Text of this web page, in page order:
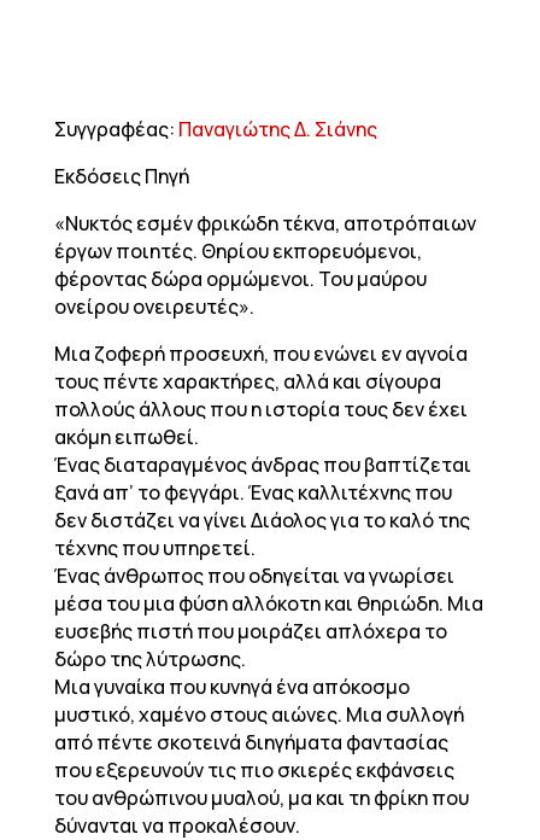
Συγγραφέας: Παναγιώτης Δ. Σιάνης
Εκδόσεις Πηγή
«Νυκτός εσμέν φρικώδη τέκνα, αποτρόπαιων
έργων ποιητές. Θηρίου εκπορευόμενοι,
φέροντας δώρα ορμώμενοι. Του μαύρου
ονείρου ονειρευτές».
Μια ζοφερή προσευχή, που ενώνει εν αγνοία
τους πέντε χαρακτήρες, αλλά και σίγουρα
πολλούς άλλους που η ιστορία τους δεν έχει
ακόμη ειπωθεί.
Ένας διαταραγμένος άνδρας που βαπτίζεται
ξανά απ’ το φεγγάρι. Ένας καλλιτέχνης που
δεν διστάζει να γίνει Διάολος για το καλό της
τέχνης που υπηρετεί.
Ένας άνθρωπος που οδηγείται να γνωρίσει
μέσα του μια φύση αλλόκοτη και θηριώδη. Μια
ευσεβής πιστή που μοιράζει απλόχερα το
δώρο της λύτρωσης.
Μια γυναίκα που κυνηγά ένα απόκοσμο
μυστικό, χαμένο στους αιώνες. Μια συλλογή
από πέντε σκοτεινά διηγήματα φαντασίας
που εξερευνούν τις πιο σκιερές εκφάνσεις
του ανθρώπινου μυαλού, μα και τη φρίκη που
δύνανται να προκαλέσουν.